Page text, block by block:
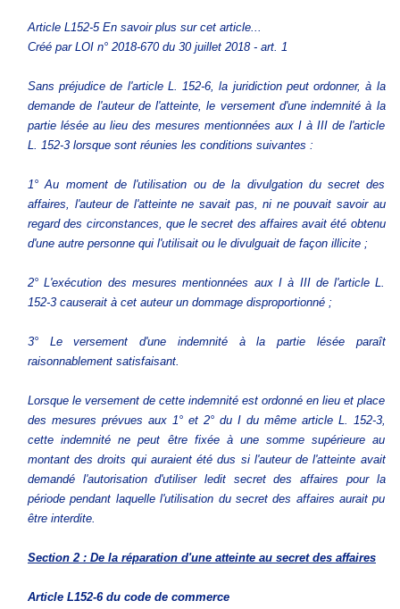
Article L152-5 En savoir plus sur cet article...
Créé par LOI n° 2018-670 du 30 juillet 2018 - art. 1
Sans préjudice de l'article L. 152-6, la juridiction peut ordonner, à la
demande de l'auteur de l'atteinte, le versement d'une indemnité à la
partie lésée au lieu des mesures mentionnées aux I à III de l'article
L. 152-3 lorsque sont réunies les conditions suivantes :
1° Au moment de l'utilisation ou de la divulgation du secret des
affaires, l'auteur de l'atteinte ne savait pas, ni ne pouvait savoir au
regard des circonstances, que le secret des affaires avait été obtenu
d'une autre personne qui l'utilisait ou le divulguait de façon illicite ;
2° L'exécution des mesures mentionnées aux I à III de l'article L.
152-3 causerait à cet auteur un dommage disproportionné ;
3° Le versement d'une indemnité à la partie lésée paraît
raisonnablement satisfaisant.
Lorsque le versement de cette indemnité est ordonné en lieu et place
des mesures prévues aux 1° et 2° du I du même article L. 152-3,
cette indemnité ne peut être fixée à une somme supérieure au
montant des droits qui auraient été dus si l'auteur de l'atteinte avait
demandé l'autorisation d'utiliser ledit secret des affaires pour la
période pendant laquelle l'utilisation du secret des affaires aurait pu
être interdite.
Section 2 : De la réparation d'une atteinte au secret des affaires
Article L152-6 du code de commerce